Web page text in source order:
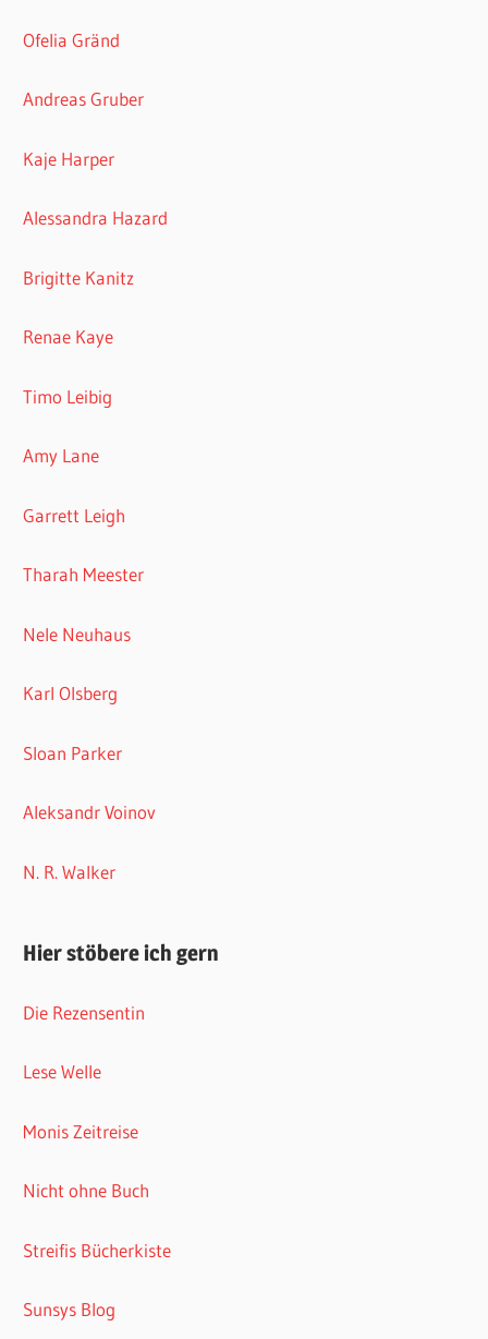
Ofelia Gränd
Andreas Gruber
Kaje Harper
Alessandra Hazard
Brigitte Kanitz
Renae Kaye
Timo Leibig
Amy Lane
Garrett Leigh
Tharah Meester
Nele Neuhaus
Karl Olsberg
Sloan Parker
Aleksandr Voinov
N. R. Walker
Hier stöbere ich gern
Die Rezensentin
Lese Welle
Monis Zeitreise
Nicht ohne Buch
Streifis Bücherkiste
Sunsys Blog